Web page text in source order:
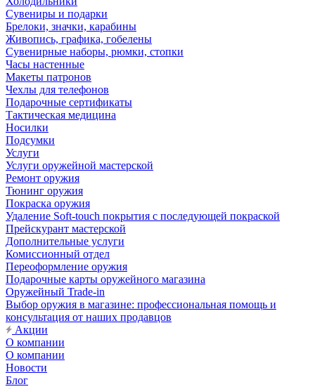
Сувениры и подарки
Брелоки, значки, карабины
Живопись, графика, гобелены
Сувенирные наборы, рюмки, стопки
Часы настенные
Макеты патронов
Чехлы для телефонов
Подарочные сертификаты
Тактическая медицина
Носилки
Подсумки
Услуги
Услуги оружейной мастерской
Ремонт оружия
Тюнинг оружия
Покраска оружия
Удаление Soft-touch покрытия с последующей покраской
Прейскурант мастерской
Дополнительные услуги
Комиссионный отдел
Переоформление оружия
Подарочные карты оружейного магазина
Оружейный Trade-in
Выбор оружия в магазине: профессиональная помощь и
консультация от наших продавцов
Акции
О компании
О компании
Новости
Блог